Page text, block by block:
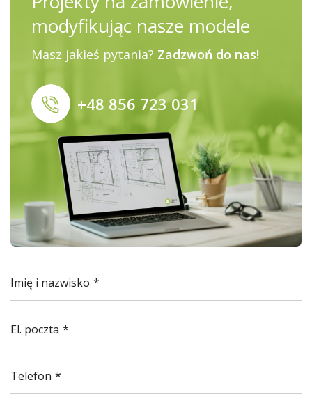
modyfikując nasze modele
Masz jakieś pytania? Zadzwoń do nas!
+48 856 723 031
Imię i nazwisko
El. poczta
Telefon